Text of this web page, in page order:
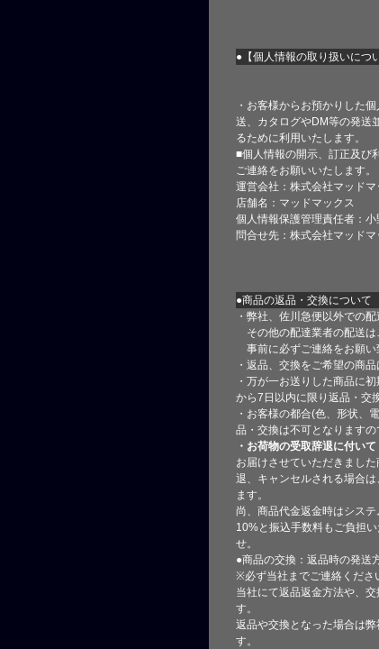
●【個人情報の取り扱いにつ
・お客様からお預かりした
送、カタログやDM等の発送
るために利用いたします。
■個人情報の開示、訂正及び
ご連絡をお願いいたします。
運営会社：株式会社マッドマ
店舗名：マッドマックス
個人情報保護管理責任者：小
問合せ先：株式会社マッドマ
●商品の返品・交換について
・弊社、佐川急便以外での
その他の配達業者の配送は
事前に必ずご連絡をお願い
・返品、交換をご希望の商
・万が一お送りした商品に
から7日以内に限り返品・交
・お客様の都合(色、形状、
品・交換は不可となります
・お荷物の受取辞退に付いて
お届けさせていただきまし
退、キャンセルされる場合
ます。
尚、商品代金返金時はシス
10%と振込手数料もご負担
せ。
●商品の交換：返品時の発送
※必ず当社までご連絡くださ
当社にて返品返金方法や、
す。
返品や交換となった場合は
す。